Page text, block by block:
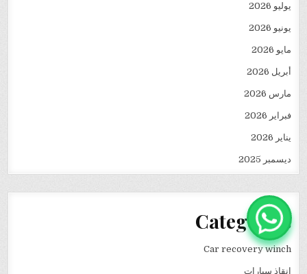
يوليو 2026
يونيو 2026
مايو 2026
أبريل 2026
مارس 2026
فبراير 2026
يناير 2026
ديسمبر 2025
Categories
Car recovery winch
انقاذ سيارات